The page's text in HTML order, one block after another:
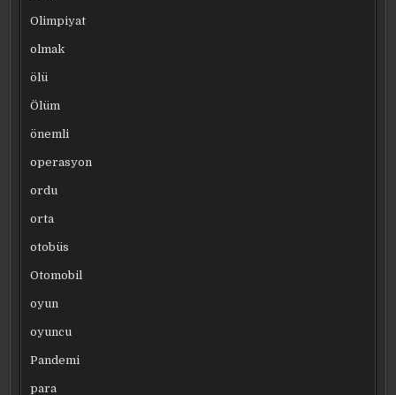
Olimpiyat
olmak
ölü
Ölüm
önemli
operasyon
ordu
orta
otobüs
Otomobil
oyun
oyuncu
Pandemi
para